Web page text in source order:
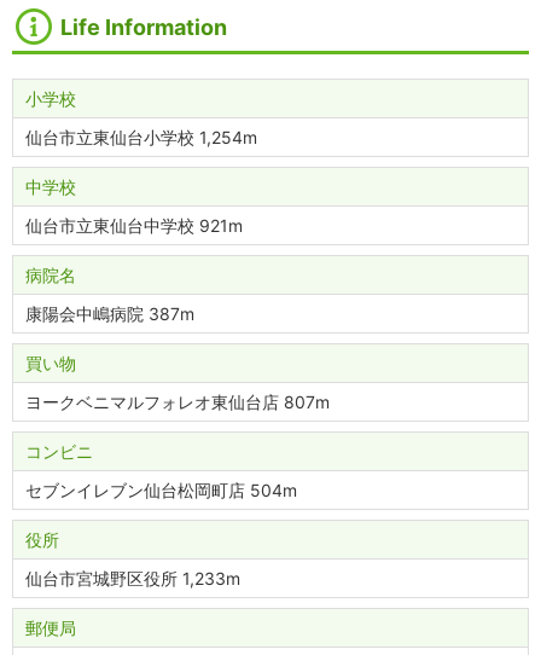
Life Information
小学校
仙台市立東仙台小学校 1,254m
中学校
仙台市立東仙台中学校 921m
病院名
康陽会中嶋病院 387m
買い物
ヨークベニマルフォレオ東仙台店 807m
コンビニ
セブンイレブン仙台松岡町店 504m
役所
仙台市宮城野区役所 1,233m
郵便局